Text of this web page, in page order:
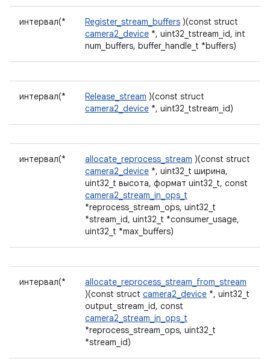
интервал(* Register_stream_buffers )(const struct
camera2_device *, uint32_tstream_id, int
num_buffers, buffer_handle_t *buffers)
интервал(* Release_stream )(const struct
camera2_device *, uint32_tstream_id)
интервал(* allocate_reprocess_stream )(const struct
camera2_device *, uint32_t ширина,
uint32_t высота, формат uint32_t, const
camera2_stream_in_ops_t
*reprocess_stream_ops, uint32_t
*stream_id, uint32_t *consumer_usage,
uint32_t *max_buffers)
интервал(*
allocate_reprocess_stream_from_stream
)(const struct camera2_device *, uint32_t
output_stream_id, const
camera2_stream_in_ops_t
*reprocess_stream_ops, uint32_t
*stream_id)